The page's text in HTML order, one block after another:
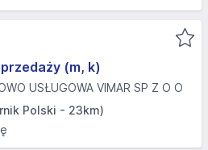
(m, k)
USŁUGOWA VIMAR SP Z O O
Polski - 23km)